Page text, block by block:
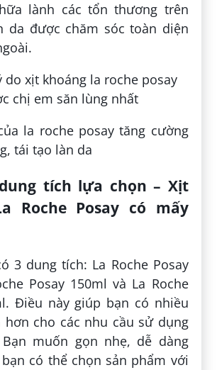
lành các tổn thương trên
da được chăm sóc toàn diện
la roche posay tăng cường
tái tạo làn da
tích lựa chọn – Xịt
Roche Posay có mấy
3 dung tích: La Roche Posay
Posay 150ml và La Roche
Điều này giúp bạn có nhiều
cho các nhu cầu sử dụng
muốn gọn nhẹ, dễ dàng
có thể chọn sản phẩm với